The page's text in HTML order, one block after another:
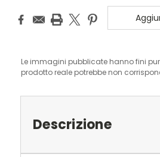
Le immagini pubblicate hanno fini
prodotto reale potrebbe non
Descrizione